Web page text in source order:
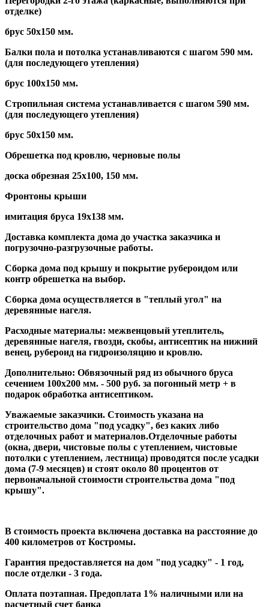
отделке)
брус 50х150 мм.
Балки пола и потолка устанавливаются с шагом 590 мм.
(для последующего утепления)
брус 100х150 мм.
Стропильная система устанавливается с шагом 590 мм.
(для последующего утепления)
брус 50х150 мм.
Обрешетка под кровлю, черновые полы
доска обрезная 25х100, 150 мм.
Фронтоны крыши
имитация бруса 19х138 мм.
Доставка комплекта дома до участка заказчика и
погрузочно-разгрузочные работы.
Сборка дома под крышу и покрытие рубероидом или
контр обрешетка на выбор.
Сборка дома осуществляется в "теплый угол" на
деревянные нагеля.
Расходные материалы: межвенцовый утеплитель,
деревянные нагеля, гвозди, скобы, антисептик на нижний
венец, рубероид на гидроизоляцию и кровлю.
Дополнительно: Обвязочный ряд из обычного бруса
сечением 100х200 мм. - 500 руб. за погонный метр + в
подарок обработка антисептиком.
Уважаемые заказчики. Стоимость указана на
строительство дома "под усадку", без каких либо
отделочных работ и материалов.Отделочные работы
(окна, двери, чистовые полы с утеплением, чистовые
потолки с утеплением, лестница) проводятся после усадки
дома (7-9 месяцев) и стоят около 80 процентов от
первоначальной стоимости строительства дома "под
крышу".
В стоимость проекта включена доставка на расстояние до
400 километров от Костромы.
Гарантия предоставляется на дом "под усадку" - 1 год,
после отделки - 3 года.
Оплата поэтапная. Предоплата 1% наличными или на
расчетный счет банка